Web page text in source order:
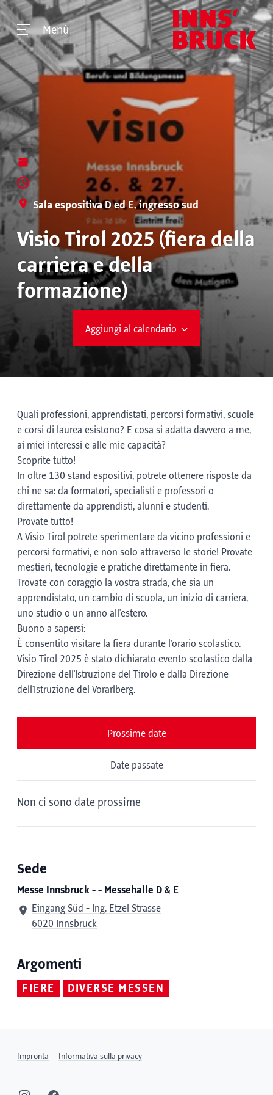
Menù
Sala espositiva D ed E, ingresso sud
Visio Tirol 2025 (fiera della
carriera e della
formazione)
Aggiungi al calendario
Quali professioni, apprendistati, percorsi formativi, scuole
e corsi di laurea esistono? E cosa si adatta davvero a me,
ai miei interessi e alle mie capacità?
Scoprite tutto!
In oltre 130 stand espositivi, potrete ottenere risposte da
chi ne sa: da formatori, specialisti e professori o
direttamente da apprendisti, alunni e studenti.
Provate tutto!
A Visio Tirol potrete sperimentare da vicino professioni e
percorsi formativi, e non solo attraverso le storie! Provate
mestieri, tecnologie e pratiche direttamente in fiera.
Trovate con coraggio la vostra strada, che sia un
apprendistato, un cambio di scuola, un inizio di carriera,
uno studio o un anno all'estero.
Buono a sapersi:
È consentito visitare la fiera durante l'orario scolastico.
Visio Tirol 2025 è stato dichiarato evento scolastico dalla
Direzione dell'Istruzione del Tirolo e dalla Direzione
dell'Istruzione del Vorarlberg.
Prossime date
Date passate
Non ci sono date prossime
Sede
Messe Innsbruck - - Messehalle D & E
Eingang Süd - Ing. Etzel Strasse
6020 Innsbruck
Argomenti
FIERE DIVERSE MESSEN
Impronta Informativa sulla privacy